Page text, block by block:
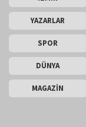
YAZARLAR
SPOR
DÜNYA
MAGAZİN